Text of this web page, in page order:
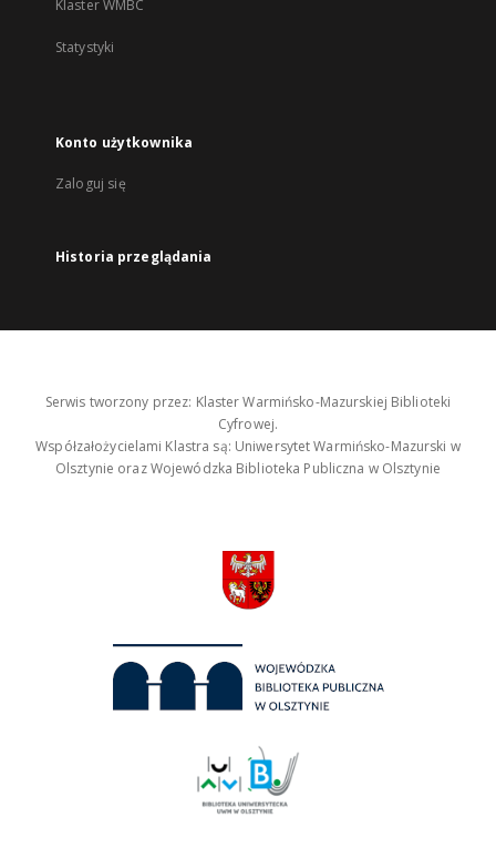
Klaster WMBC
Statystyki
Konto użytkownika
Zaloguj się
Historia przeglądania
Serwis tworzony przez: Klaster Warmińsko-Mazurskiej Biblioteki
Cyfrowej.
Współzałożycielami Klastra są: Uniwersytet Warmińsko-Mazurski w
Olsztynie oraz Wojewódzka Biblioteka Publiczna w Olsztynie